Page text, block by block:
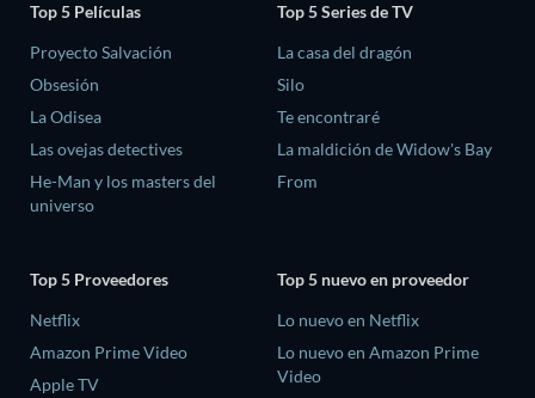
Top 5 Películas
Proyecto Salvación
Obsesión
La Odisea
Las ovejas detectives
He-Man y los masters del
universo
Top 5 Series de TV
La casa del dragón
Silo
Te encontraré
La maldición de Widow's Bay
From
Top 5 Proveedores
Netflix
Amazon Prime Video
Apple TV
Top 5 nuevo en proveedor
Lo nuevo en Netflix
Lo nuevo en Amazon Prime
Video